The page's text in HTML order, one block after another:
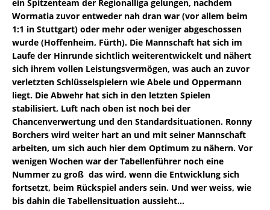
ein Spitzenteam der Regionalliga gelungen, nachdem
Wormatia zuvor entweder nah dran war (vor allem beim
1:1 in Stuttgart) oder mehr oder weniger abgeschossen
wurde (Hoffenheim, Fürth). Die Mannschaft hat sich im
Laufe der Hinrunde sichtlich weiterentwickelt und nähert
sich ihrem vollen Leistungsvermögen, was auch an zuvor
verletzten Schlüsselspielern wie Abele und Oppermann
liegt. Die Abwehr hat sich in den letzten Spielen
stabilisiert, Luft nach oben ist noch bei der
Chancenverwertung und den Standardsituationen. Ronny
Borchers wird weiter hart an und mit seiner Mannschaft
arbeiten, um sich auch hier dem Optimum zu nähern. Vor
wenigen Wochen war der Tabellenführer noch eine
Nummer zu groß  das wird, wenn die Entwicklung sich
fortsetzt, beim Rückspiel anders sein. Und wer weiss, wie
bis dahin die Tabellensituation aussieht…